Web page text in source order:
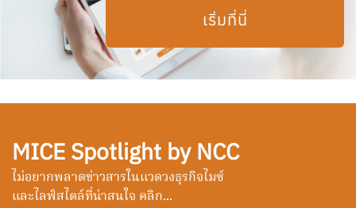
เริ่มที่นี่
MICE Spotlight by NCC
ไม่อยากพลาดข่าวสารในแวดวงธุรกิจไมซ์
และไลฟ์สไตล์ที่น่าสนใจ คลิก...